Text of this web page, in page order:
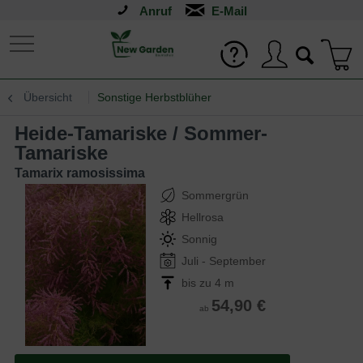
Anruf
Übersicht Sonstige Herbstblüher
Heide-Tamariske / Sommer-
Tamariske
Tamarix ramosissima
Sommergrün
Hellrosa
Sonnig
Juli - September
bis zu 4 m
ab 54,90 €